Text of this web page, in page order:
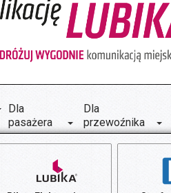
Dla
pasażera
Dla
przewoźnika